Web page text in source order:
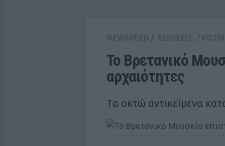
Το Βρετανικό
αρχαιότητες
Τα οκτώ αντικείμενα